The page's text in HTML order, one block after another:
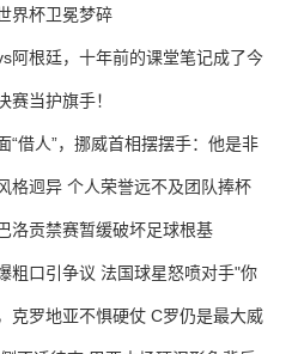
界杯卫冕梦碎
阿根廷，十年前的课堂笔记成了今
赛当护旗手！
“借人”，挪威首相摆摆手：他是非
格迥异 个人荣誉远不及团队捧杯
洛贡禁赛暂缓破坏足球根基
粗口引争议 法国球星怒喷对手"你
克罗地亚不惧硬仗 C罗仍是最大威